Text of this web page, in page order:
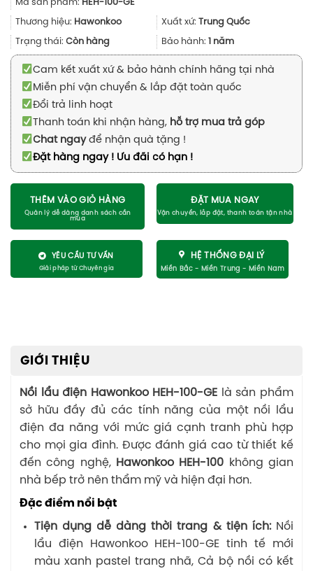
là:
990.000₫.là:
799.000₫.
Mã sản phẩm: HEH-100-GE
Thương hiệu: Hawonkoo Xuất xứ: Trung Quốc
Trạng thái: Còn hàng Bảo hành: 1 năm
Cam kết xuất xứ & bảo hành chính hãng tại nhà
Miễn phí vận chuyển & lắp đặt toàn quốc
Đổi trả linh hoạt
Thanh toán khi nhận hàng, hỗ trợ mua trả góp
Chat ngayđể nhận quà tặng !
Đặt hàng ngay ! Ưu đãi có hạn !
THÊM VÀO GIỎ HÀNG ĐẶT MUA NGAY
YÊU CẦU TƯ VẤN HỆ THỐNG ĐẠI LÝ
GIỚI THIỆU
Nồi lẩu điện Hawonkoo HEH-100-GE là sản phẩm
sở hữu đầy đủ các tính năng của một nồi lẩu
điện đa năng với mức giá cạnh tranh phù hợp
cho mọi gia đình. Được đánh giá cao từ thiết kế
đến công nghệ, Hawonkoo HEH-100 không gian
nhà bếp trở nên thẩm mỹ và hiện đại hơn.
Đặc điểm nổi bật
Tiện dụng dễ dàng thời trang & tiện ích: Nồi
lẩu điện Hawonkoo HEH-100-GE tinh tế mới
màu xanh pastel trang nhã, Cả bộ nồi có kết